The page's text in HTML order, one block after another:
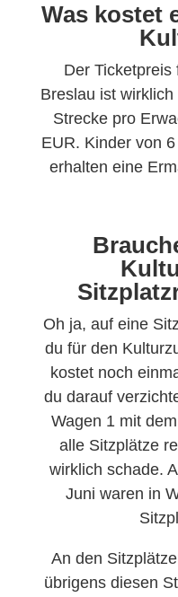
Was kostet
Der Ticketpreis
Breslau ist
Strecke pro
EUR. Kinder von
erhalten eine
Oh ja, auf eine
du für den
kostet noch
du darauf
Wagen 1 mit
alle Sitzplätze
wirklich schade.
Juni waren in
An den
übrigens diesen